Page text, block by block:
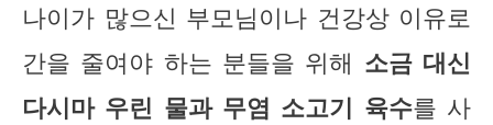
나이가 많으신 부모님이나 건강상 이유로
간을 줄여야 하는 분들을 위해 소금 대신
다시마 우린 물과 무염 소고기 육수를 사